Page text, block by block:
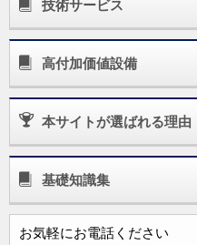
技術サービス
高付加価値設備
本サイトが選ばれる理由
基礎知識集
お気軽にお電話ください